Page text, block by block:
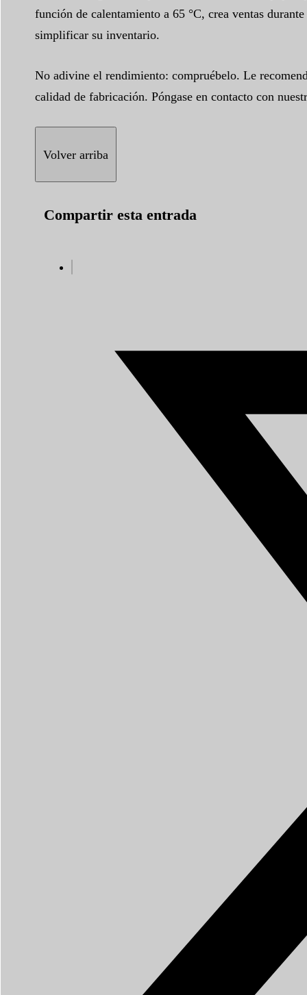
función de calentamiento a 65 °C, crea ventas
simplificar su inventario.
No adivine el rendimiento: compruébelo. Le
calidad de fabricación. Póngase en contacto con
Volver arriba
Compartir esta entrada